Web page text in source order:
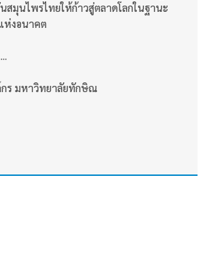
สมุนไพรไทยให้ก้าวสู่ตลาดโลกในฐานะ
ห่งอนาคต
กร มหาวิทยาลัยทักษิณ